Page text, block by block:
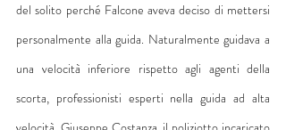
del solito perché Falcone aveva deciso di mettersi
personalmente alla guida. Naturalmente guidava a
una velocità inferiore rispetto agli agenti della
scorta, professionisti esperti nella guida ad alta